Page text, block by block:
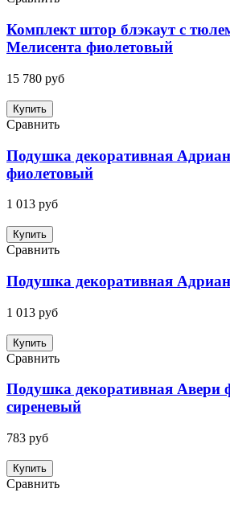
Комплект штор блэкаут с
Мелисента фиолетовый
15 780 руб
Купить
Сравнить
Подушка декоративная
фиолетовый
1 013 руб
Купить
Сравнить
Подушка декоративная
1 013 руб
Купить
Сравнить
Подушка декоративная Авери
сиреневый
783 руб
Купить
Сравнить